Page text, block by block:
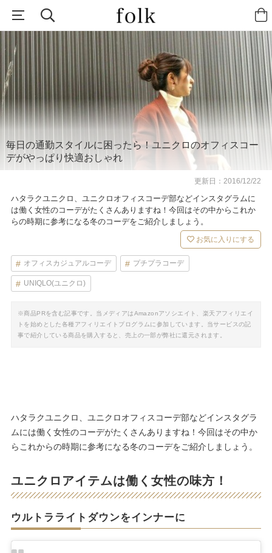
毎日の通勤スタイルに困ったら！ユニクロのオフィスコー
デがやっぱり快適おしゃれ
更新日：2016/12/22
ハタラクユニクロ、ユニクロオフィスコーデ部などインスタグラムに
は働く女性のコーデがたくさんありますね！今回はその中からこれか
らの時期に参考になる冬のコーデをご紹介しましょう。
お気に入りにする
オフィスカジュアルコーデ プチプラコーデ
UNIQLO(ユニクロ)
※商品PRを含む記事です。当メディアはAmazonアソシエイト、楽天アフィリエイ
トを始めとした各種アフィリエイトプログラムに参加しています。当サービスの記
事で紹介している商品を購入すると、売上の一部が弊社に還元されます。
ハタラクユニクロ、ユニクロオフィスコーデ部などインスタグラ
ムには働く女性のコーデがたくさんありますね！今回はその中か
らこれからの時期に参考になる冬のコーデをご紹介しましょう。
ユニクロアイテムは働く女性の味方！
ウルトラライトダウンをインナーに